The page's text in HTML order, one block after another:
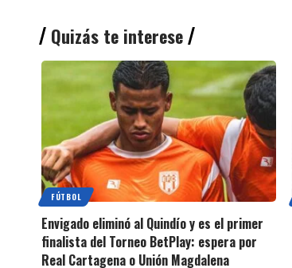
Quizás te interese
FÚTBOL
Envigado eliminó al Quindío y es el primer
finalista del Torneo BetPlay: espera por
Real Cartagena o Unión Magdalena